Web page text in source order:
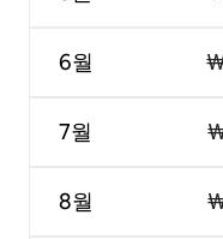
6월
7월
8월